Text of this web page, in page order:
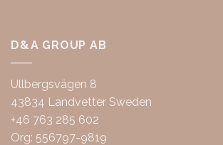
D&A GROUP AB
Ullbergsvägen 8
43834 Landvetter Sweden
+46 763 285 602
Org: 556797-9819